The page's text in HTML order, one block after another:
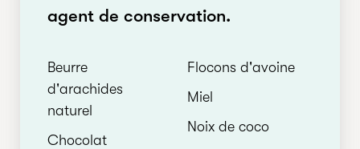
agent de conservation.
Beurre
d'arachides
naturel
Chocolat
Flocons d'avoine
Miel
Noix de coco